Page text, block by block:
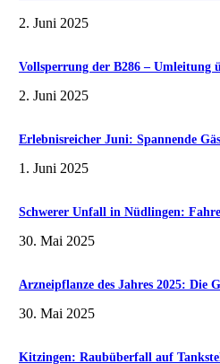
2. Juni 2025
Vollsperrung der B286 – Umleitung
2. Juni 2025
Erlebnisreicher Juni: Spannende
1. Juni 2025
Schwerer Unfall in Nüdlingen:
30. Mai 2025
Arzneipflanze des Jahres 2025:
30. Mai 2025
Kitzingen: Raubüberfall auf